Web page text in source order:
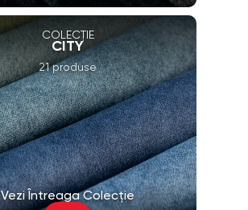
COLECȚIE
CITY
21 produse
Vezi Întreaga Colecție